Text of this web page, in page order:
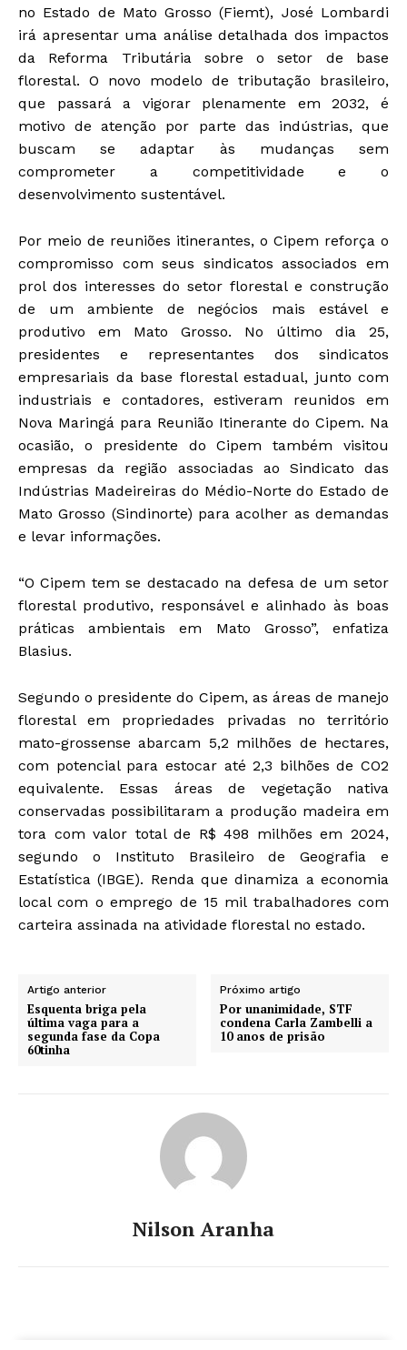
no Estado de Mato Grosso (Fiemt), José Lombardi
irá apresentar uma análise detalhada dos impactos
da Reforma Tributária sobre o setor de base
florestal. O novo modelo de tributação brasileiro,
que passará a vigorar plenamente em 2032, é
motivo de atenção por parte das indústrias, que
buscam se adaptar às mudanças sem
comprometer a competitividade e o
desenvolvimento sustentável.
Por meio de reuniões itinerantes, o Cipem reforça o
compromisso com seus sindicatos associados em
prol dos interesses do setor florestal e construção
de um ambiente de negócios mais estável e
produtivo em Mato Grosso. No último dia 25,
presidentes e representantes dos sindicatos
empresariais da base florestal estadual, junto com
industriais e contadores, estiveram reunidos em
Nova Maringá para Reunião Itinerante do Cipem. Na
ocasião, o presidente do Cipem também visitou
empresas da região associadas ao Sindicato das
Indústrias Madeireiras do Médio-Norte do Estado de
Mato Grosso (Sindinorte) para acolher as demandas
e levar informações.
“O Cipem tem se destacado na defesa de um setor
florestal produtivo, responsável e alinhado às boas
práticas ambientais em Mato Grosso”, enfatiza
Blasius.
Segundo o presidente do Cipem, as áreas de manejo
florestal em propriedades privadas no território
mato-grossense abarcam 5,2 milhões de hectares,
com potencial para estocar até 2,3 bilhões de CO2
equivalente. Essas áreas de vegetação nativa
conservadas possibilitaram a produção madeira em
tora com valor total de R$ 498 milhões em 2024,
segundo o Instituto Brasileiro de Geografia e
Estatística (IBGE). Renda que dinamiza a economia
local com o emprego de 15 mil trabalhadores com
carteira assinada na atividade florestal no estado.
Artigo anterior
Esquenta briga pela
última vaga para a
segunda fase da Copa
60tinha
Próximo artigo
Por unanimidade, STF
condena Carla Zambelli a
10 anos de prisão
Nilson Aranha